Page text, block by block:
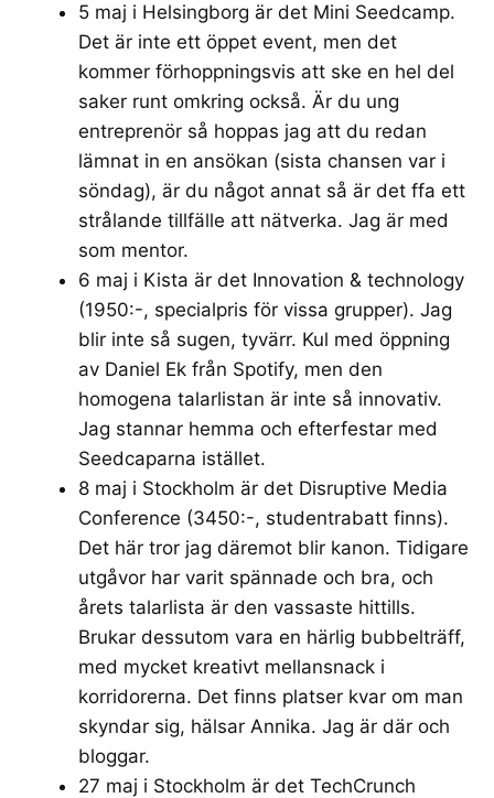
5 maj i Helsingborg är det Mini Seedcamp.
Det är inte ett öppet event, men det
kommer förhoppningsvis att ske en hel del
saker runt omkring också. Är du ung
entreprenör så hoppas jag att du redan
lämnat in en ansökan (sista chansen var i
söndag), är du något annat så är det ffa ett
strålande tillfälle att nätverka. Jag är med
som mentor.
6 maj i Kista är det Innovation & technology
(1950:-, specialpris för vissa grupper). Jag
blir inte så sugen, tyvärr. Kul med öppning
av Daniel Ek från Spotify, men den
homogena talarlistan är inte så innovativ.
Jag stannar hemma och efterfestar med
Seedcaparna istället.
8 maj i Stockholm är det Disruptive Media
Conference (3450:-, studentrabatt finns).
Det här tror jag däremot blir kanon. Tidigare
utgåvor har varit spännade och bra, och
årets talarlista är den vassaste hittills.
Brukar dessutom vara en härlig bubbelträff,
med mycket kreativt mellansnack i
korridorerna. Det finns platser kvar om man
skyndar sig, hälsar Annika. Jag är där och
bloggar.
27 maj i Stockholm är det TechCrunch